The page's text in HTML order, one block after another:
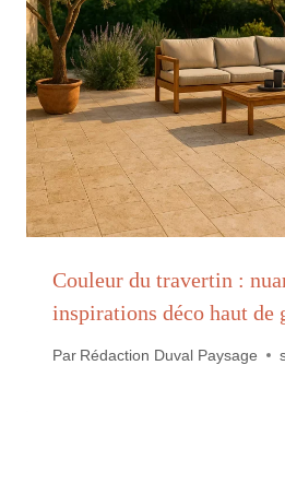
Couleur du travertin :
inspirations déco haut de
Par Rédaction Duval Paysage